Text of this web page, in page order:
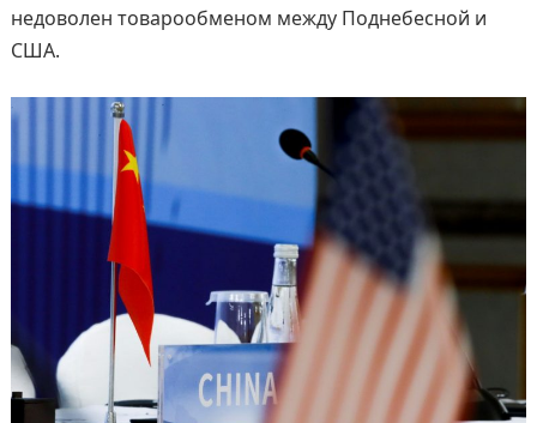
недоволен товарообменом между Поднебесной и
США.